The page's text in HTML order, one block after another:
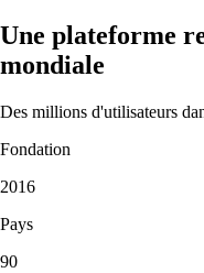
Une plateforme
mondiale
Des millions d'utilisateurs
Fondation
2016
Pays
90